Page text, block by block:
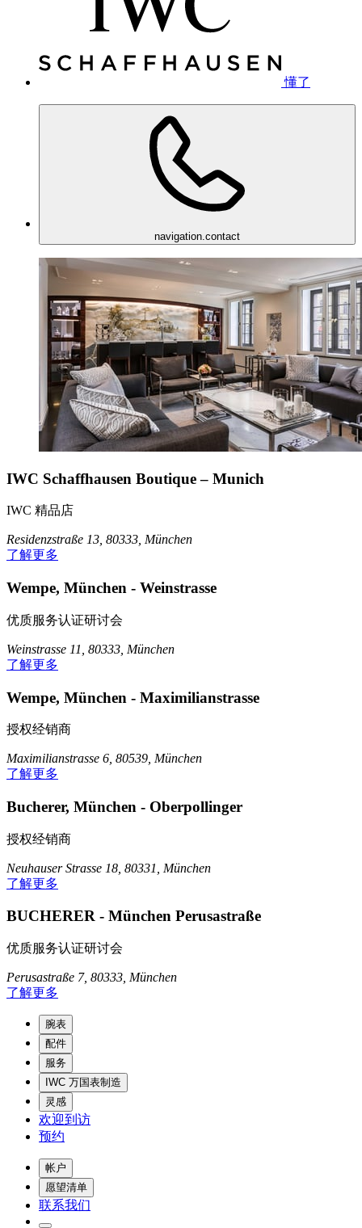
懂了
navigation.contact
IWC Schaffhausen Boutique – Munich
IWC 精品店
Residenzstraße 13, 80333, München
了解更多
Wempe, München - Weinstrasse
优质服务认证研讨会
Weinstrasse 11, 80333, München
了解更多
Wempe, München - Maximilianstrasse
授权经销商
Maximilianstrasse 6, 80539, München
了解更多
Bucherer, München - Oberpollinger
授权经销商
Neuhauser Strasse 18, 80331, München
了解更多
BUCHERER - München Perusastraße
优质服务认证研讨会
Perusastraße 7, 80333, München
了解更多
腕表
配件
服务
IWC 万国表制造
灵感
欢迎到访
预约
帐户
愿望清单
联系我们